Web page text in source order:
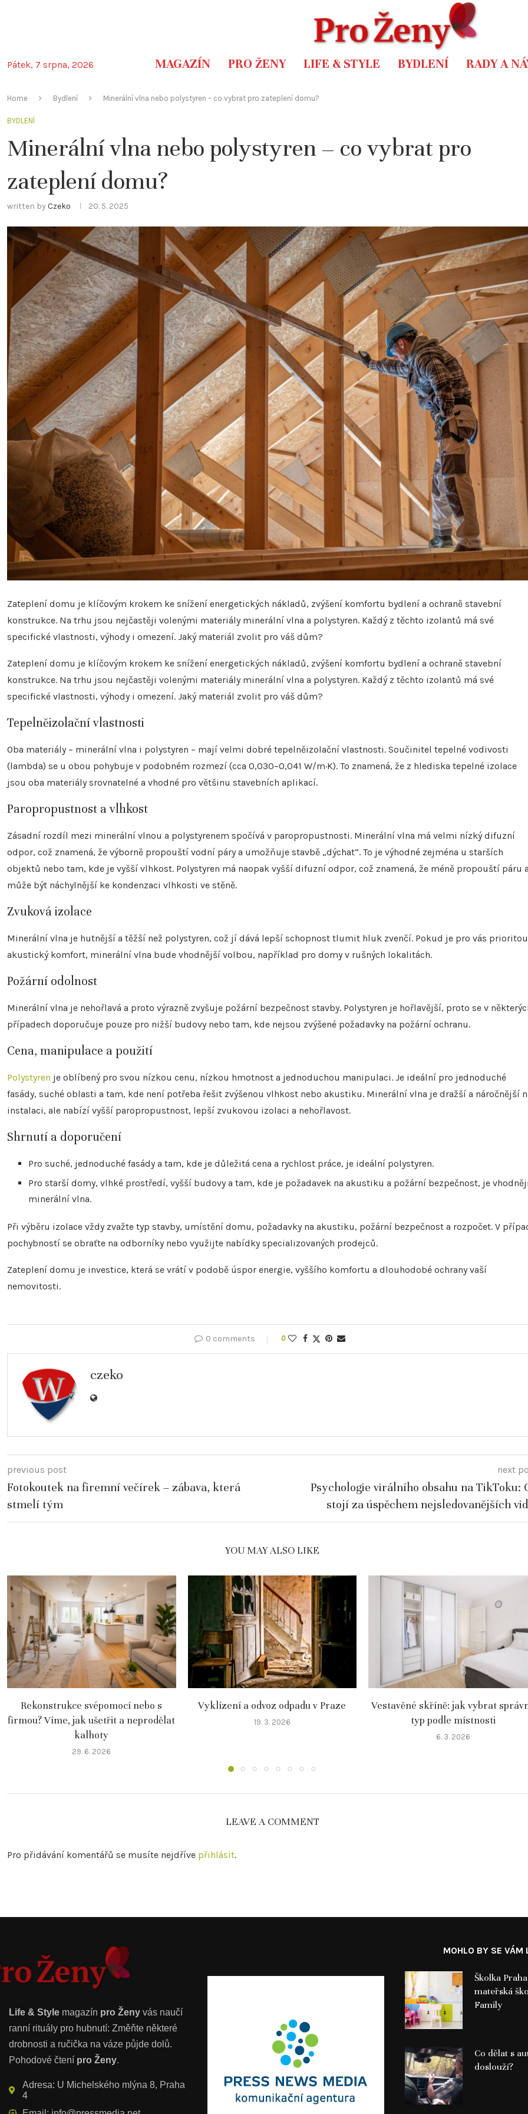
Pátek, 7 srpna, 2026 MAGAZÍN PRO ŽENY LIFE & STYLE BYDLENÍ RADY A
Home Bydlení Minerální vlna nebo polystyren – co vybrat pro zateplení domu?
BYDLENÍ
Minerální vlna nebo polystyren – co vybrat pro
zateplení domu?
written by Czeko 20. 5. 2025
Zateplení domu je klíčovým krokem ke snížení energetických nákladů, zvýšení komfortu bydlení a ochraně stavební
konstrukce. Na trhu jsou nejčastěji volenými materiály minerální vlna a polystyren. Každý z těchto izolantů má své
specifické vlastnosti, výhody i omezení. Jaký materiál zvolit pro váš dům?
Zateplení domu je klíčovým krokem ke snížení energetických nákladů, zvýšení komfortu bydlení a ochraně stavební
konstrukce. Na trhu jsou nejčastěji volenými materiály minerální vlna a polystyren. Každý z těchto izolantů má své
specifické vlastnosti, výhody i omezení. Jaký materiál zvolit pro váš dům?
Tepelněizolační vlastnosti
Oba materiály – minerální vlna i polystyren – mají velmi dobré tepelněizolační vlastnosti. Součinitel tepelné vodivosti
(lambda) se u obou pohybuje v podobném rozmezí (cca 0,030–0,041 W/m·K). To znamená, že z hlediska tepelné izolace
jsou oba materiály srovnatelné a vhodné pro většinu stavebních aplikací.
Paropropustnost a vlhkost
Zásadní rozdíl mezi minerální vlnou a polystyrenem spočívá v paropropustnosti. Minerální vlna má velmi nízký difuzní
odpor, což znamená, že výborně propouští vodní páry a umožňuje stavbě „dýchat“. To je výhodné zejména u starších
objektů nebo tam, kde je vyšší vlhkost. Polystyren má naopak vyšší difuzní odpor, což znamená, že méně propouští páru a
může být náchylnější ke kondenzaci vlhkosti ve stěně.
Zvuková izolace
Minerální vlna je hutnější a těžší než polystyren, což jí dává lepší schopnost tlumit hluk zvenčí. Pokud je pro vás prioritou
akustický komfort, minerální vlna bude vhodnější volbou, například pro domy v rušných lokalitách.
Požární odolnost
Minerální vlna je nehořlavá a proto výrazně zvyšuje požární bezpečnost stavby. Polystyren je hořlavější, proto se v
případech doporučuje pouze pro nižší budovy nebo tam, kde nejsou zvýšené požadavky na požární ochranu.
Cena, manipulace a použití
Polystyren je oblíbený pro svou nízkou cenu, nízkou hmotnost a jednoduchou manipulaci. Je ideální pro jednoduché
fasády, suché oblasti a tam, kde není potřeba řešit zvýšenou vlhkost nebo akustiku. Minerální vlna je dražší a náročnější
instalaci, ale nabízí vyšší paropropustnost, lepší zvukovou izolaci a nehořlavost.
Shrnutí a doporučení
Pro suché, jednoduché fasády a tam, kde je důležitá cena a rychlost práce, je ideální polystyren.
Pro starší domy, vlhké prostředí, vyšší budovy a tam, kde je požadavek na akustiku a požární bezpečnost, je
minerální vlna.
Při výběru izolace vždy zvažte typ stavby, umístění domu, požadavky na akustiku, požární bezpečnost a rozpočet. V
pochybností se obraťte na odborníky nebo využijte nabídky specializovaných prodejců.
Zateplení domu je investice, která se vrátí v podobě úspor energie, vyššího komfortu a dlouhodobé ochrany vaší
nemovitosti.
0 comments 0
czeko
previous post
Fotokoutek na firemní večírek – zábava, která
stmelí tým
next
Psychologie virálního obsahu na TikToku:
stojí za úspěchem nejsledovanějších
YOU MAY ALSO LIKE
Rekonstrukce svépomocí nebo s
firmou? Víme, jak ušetřit a neprodělat
kalhoty
29. 6. 2026
Vyklízení a odvoz odpadu v Praze
19. 3. 2026
Vestavěné skříně: jak vybrat
typ podle místnosti
6. 3. 2026
LEAVE A COMMENT
Pro přidávání komentářů se musíte nejdříve přihlásit.
Life & Style magazín pro Ženy vás naučí
ranní rituály pro hubnutí: Změňte některé
drobnosti a ručička na váze půjde dolů.
Pohodové čtení pro Ženy.
Adresa: U Michelského mlýna 8, Praha
4
MOHLO BY SE VÁM
Školka
mateřská
Family
Co dělat s
doslouží?